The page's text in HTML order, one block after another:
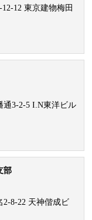
12 東京建物梅田
通3-2-5 I.N東洋ビル
部
2-8-22 天神偕成ビ